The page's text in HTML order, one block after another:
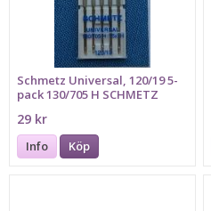
Schmetz Universal, 120/19 5-
pack 130/705 H SCHMETZ
29 kr
Info Köp